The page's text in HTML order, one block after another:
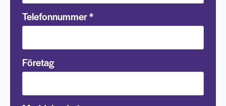
Telefonnummer*
Företag